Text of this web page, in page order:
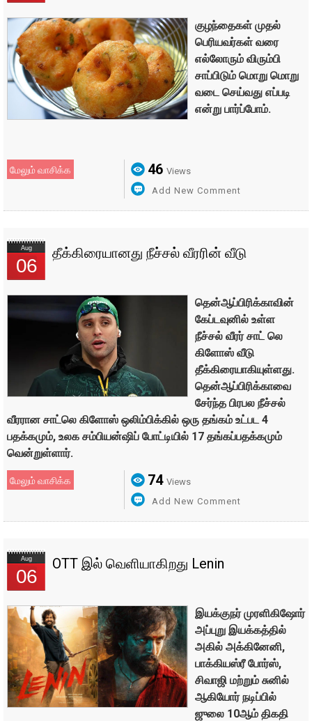
குழந்தைகள் முதல்
பெரியவர்கள் வரை
எல்லோரும் விரும்பி
சாப்பிடும் மொறு மொறு
வடை செய்வது எப்படி
என்று பார்ப்போம்.
மேலும் வாசிக்க 46 Views
Add New Comment
Aug
06
தீக்கிரையானது நீச்சல் வீரரின் வீடு
தென்ஆப்பிரிக்காவின்
கேப்டவுனில் உள்ள
நீச்சல் வீரர் சாட் லெ
கிளோஸ் வீடு
தீக்கிரையாகியுள்ளது.
தென்ஆப்பிரிக்காவை
சேர்ந்த பிரபல நீச்சல்
வீரரான சாட்லெ கிளோஸ் ஒலிம்பிக்கில் ஒரு தங்கம் உட்பட 4
பதக்கமும், உலக சம்பியன்ஷிப் போட்டியில் 17 தங்கப்பதக்கமும்
வென்றுள்ளார்.
மேலும் வாசிக்க 74 Views
Add New Comment
Aug
06
OTT இல் வெளியாகிறது Lenin
இயக்குநர் முரளிகிஷோர்
அப்புறு இயக்கத்தில்
அகில் அக்கினேனி,
பாக்கியஸ்ரீ போர்ஸ்,
சிவாஜி மற்றும் சுனில்
ஆகியோர் நடிப்பில்
ஜுலை 10ஆம் திகதி